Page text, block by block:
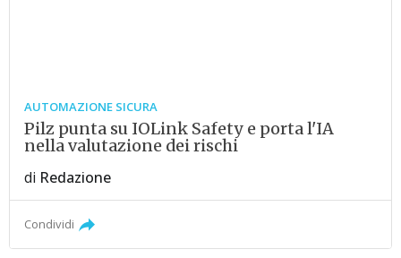
AUTOMAZIONE SICURA
Pilz punta su IOLink Safety e porta l'IA
nella valutazione dei rischi
di Redazione
Condividi